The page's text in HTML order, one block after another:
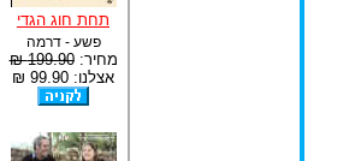
תחת חוג הגדי
פשע - דרמה
מחיר:199.90 ₪
אצלנו: 99.90 ₪